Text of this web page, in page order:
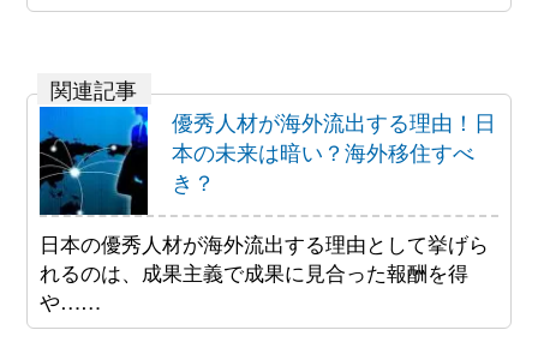
優秀人材が海外流出する理由！日
本の未来は暗い？海外移住すべ
き？
日本の優秀人材が海外流出する理由として挙げら
れるのは、成果主義で成果に見合った報酬を得
や……